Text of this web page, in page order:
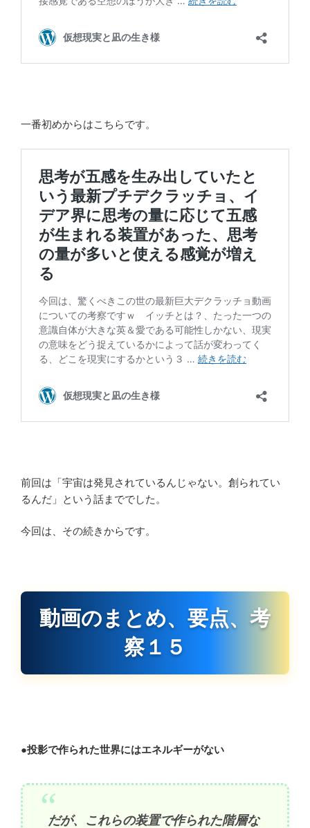
一番初めからはこちらです。
前回は「宇宙は発見されているんじゃない。創られてい
るんだ」という話まででした。
今回は、その続きからです。
動画のまとめ、要点、考
察１５
●投影で作られた世界にはエネルギーがない
だが、これらの装置で作られた階層な